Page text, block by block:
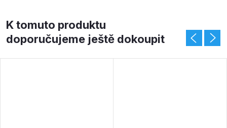
K tomuto produktu
doporučujeme ještě dokoupit